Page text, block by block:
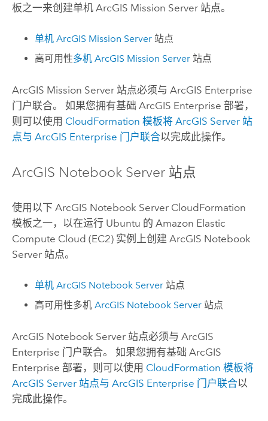
板之一来创建单机 ArcGIS Mission Server站点。
单机ArcGIS Mission Server 站点
高可用性多机ArcGIS Mission Server 站点
ArcGIS Mission Server站点必须与 ArcGIS Enterprise
门户联合。 如果您拥有基础 ArcGIS Enterprise 部署，
则可以使用 CloudFormation 模板将 ArcGIS Server站
点与 ArcGIS Enterprise 门户联合以完成此操作。
ArcGIS Notebook Server站点
使用以下 ArcGIS Notebook Server CloudFormation
模板之一，以在运行 Ubuntu 的 Amazon Elastic
Compute Cloud (EC2)实例上创建 ArcGIS Notebook
Server站点。
单机ArcGIS Notebook Server 站点
高可用性多机ArcGIS Notebook Server 站点
ArcGIS Notebook Server站点必须与 ArcGIS
Enterprise 门户联合。 如果您拥有基础 ArcGIS
Enterprise 部署，则可以使用 CloudFormation 模板将
ArcGIS Server站点与 ArcGIS Enterprise 门户联合以
完成此操作。